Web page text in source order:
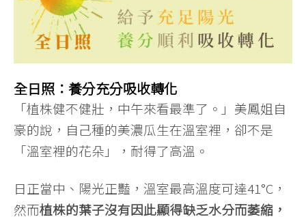
全日照：養分充分吸收轉化
「植株健不健壯，中午來看最準了。」美鳳姐自
豪的說，自己種的美濃瓜生在溫室裡，卻不是
「溫室裡的花朵」，耐得了高溫。
日正當中、陽光正豔，溫室最高溫度可達41°C，
然而植株的葉子沒有因此顯得缺乏水分而萎縮，